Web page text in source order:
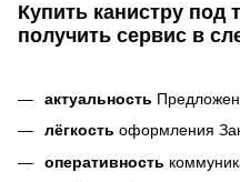
Купить канистру под
получить сервис в
актуальность
лёгкость оформления
оперативность